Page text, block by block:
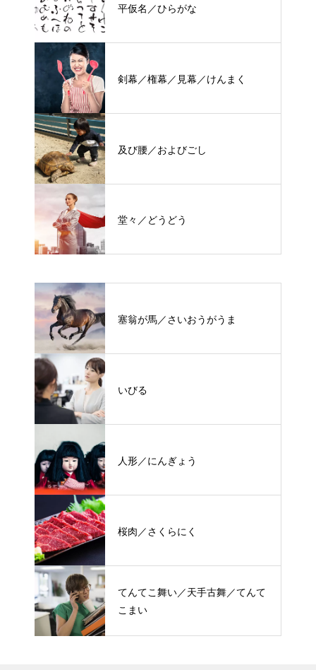
平仮名／ひらがな
剣幕／権幕／見幕／けんまく
及び腰／およびごし
堂々／どうどう
塞翁が馬／さいおうがうま
いびる
人形／にんぎょう
桜肉／さくらにく
てんてこ舞い／天手古舞／てんて
こまい